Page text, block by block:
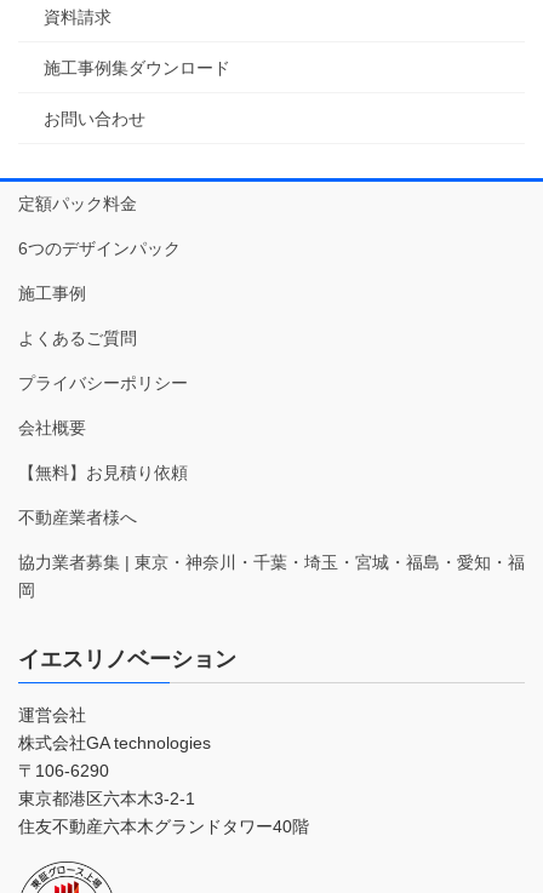
資料請求
施工事例集ダウンロード
お問い合わせ
定額パック料金
6つのデザインパック
施工事例
よくあるご質問
プライバシーポリシー
会社概要
【無料】お見積り依頼
不動産業者様へ
協力業者募集 | 東京・神奈川・千葉・埼玉・宮城・福島・愛知・福
岡
イエスリノベーション
運営会社
株式会社GA technologies
〒106-6290
東京都港区六本木3-2-1
住友不動産六本木グランドタワー40階